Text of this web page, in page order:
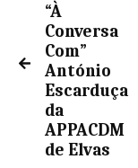
“À
Conversa
Com”
António
Escarduça
da
APPACDM
de Elvas